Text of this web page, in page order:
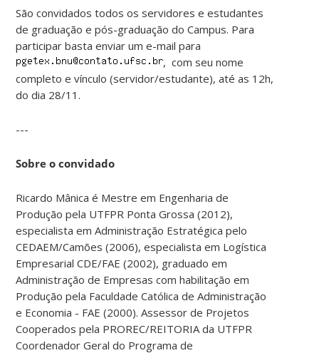
São convidados todos os servidores e estudantes
de graduação e pós-graduação do Campus. Para
participar basta enviar um e-mail para
, com seu nome
completo e vínculo (servidor/estudante), até as 12h,
do dia 28/11.
---
Sobre o convidado
Ricardo Mânica é Mestre em Engenharia de
Produção pela UTFPR Ponta Grossa (2012),
especialista em Administração Estratégica pelo
CEDAEM/Camões (2006), especialista em Logística
Empresarial CDE/FAE (2002), graduado em
Administração de Empresas com habilitação em
Produção pela Faculdade Católica de Administração
e Economia - FAE (2000). Assessor de Projetos
Cooperados pela PROREC/REITORIA da UTFPR
Coordenador Geral do Programa de